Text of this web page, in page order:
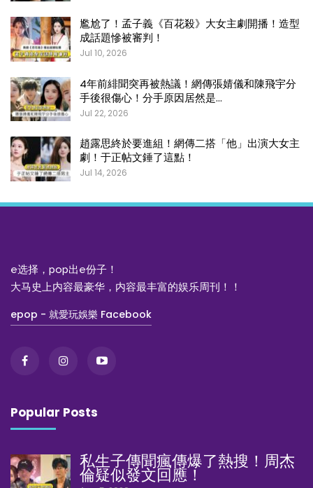
尷尬了！孟子義《百花殺》大女主劇開播！造型
成話題慘被審判！
Jul 10, 2026
4年前緋聞突再被熱議！網傳張婧儀和陳飛宇分
手後很傷心！分手原因居然是…
Jul 22, 2026
趙露思終於要進組！網傳二搭「他」出演大女主
劇！于正帖文錘了這點！
Jul 14, 2026
e选择，pop出e份子！
大马史上内容最豪华，内容最丰富的娱乐周刊！！
epop - 就愛玩娛樂 Facebook
Popular Posts
私生子傳聞瘋傳爆了熱搜！周杰
倫疑似發文回應！